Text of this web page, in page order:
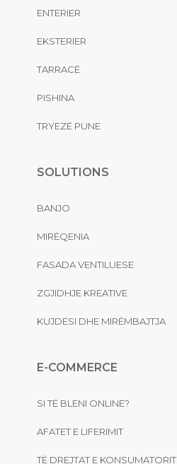
ENTERIER
EKSTERIER
TARRACË
PISHINA
TRYEZË PUNE
SOLUTIONS
BANJO
MIRËQENIA
FASADA VENTILUESE
ZGJIDHJE KREATIVE
KUJDESI DHE MIRËMBAJTJA
E-COMMERCE
SI TË BLENI ONLINE?
AFATET E LIFERIMIT
TË DREJTAT E KONSUMATORIT